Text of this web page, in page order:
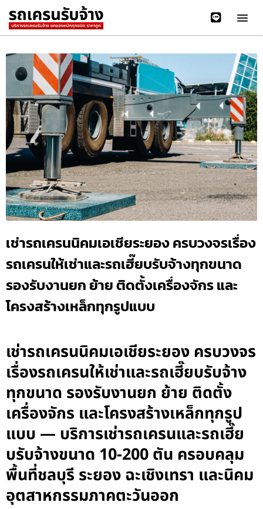
เช่ารถเครนนิคมเอเชียระยอง ครบวงจรเรื่อง
รถเครนให้เช่าและรถเฮี๊ยบรับจ้างทุกขนาด
รองรับงานยก ย้าย ติดตั้งเครื่องจักร และ
โครงสร้างเหล็กทุกรูปแบบ
เช่ารถเครนนิคมเอเชียระยอง ครบวงจร
เรื่องรถเครนให้เช่าและรถเฮี๊ยบรับจ้าง
ทุกขนาด รองรับงานยก ย้าย ติดตั้ง
เครื่องจักร และโครงสร้างเหล็กทุกรูป
แบบ — บริการเช่ารถเครนและรถเฮี๊ย
บรับจ้างขนาด 10-200 ตัน ครอบคลุม
พื้นที่ชลบุรี ระยอง ฉะเชิงเทรา และนิคม
อุตสาหกรรมภาคตะวันออก